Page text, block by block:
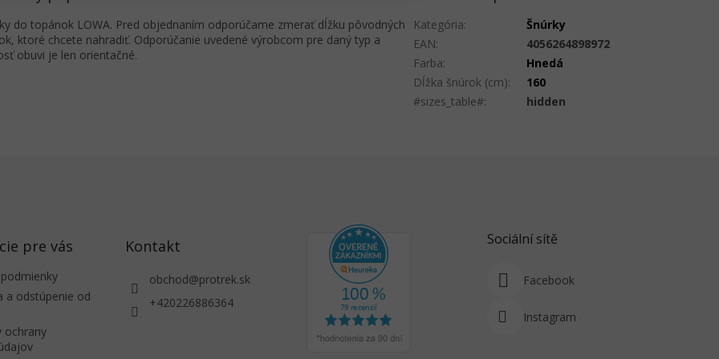
do topánok LOWA. Pred objednaním odporúčame zmerať dĺžku pôvodných
ktoré chcete nahradiť. Odporúčanie uvedené výrobcom pre daný typ a
obuvi je len orientačné.
Kategória:
Šnúrky
EAN:
4056264898972
Farba:
Hnedá
Dĺžka šnúrok (cm):
160
#sizes_table#: hidden
pre vás
a odstúpenie od
ochrany
Kontakt
obchod@protrek.sk
+420226886364
Sociální sítě
Facebook
Instagram